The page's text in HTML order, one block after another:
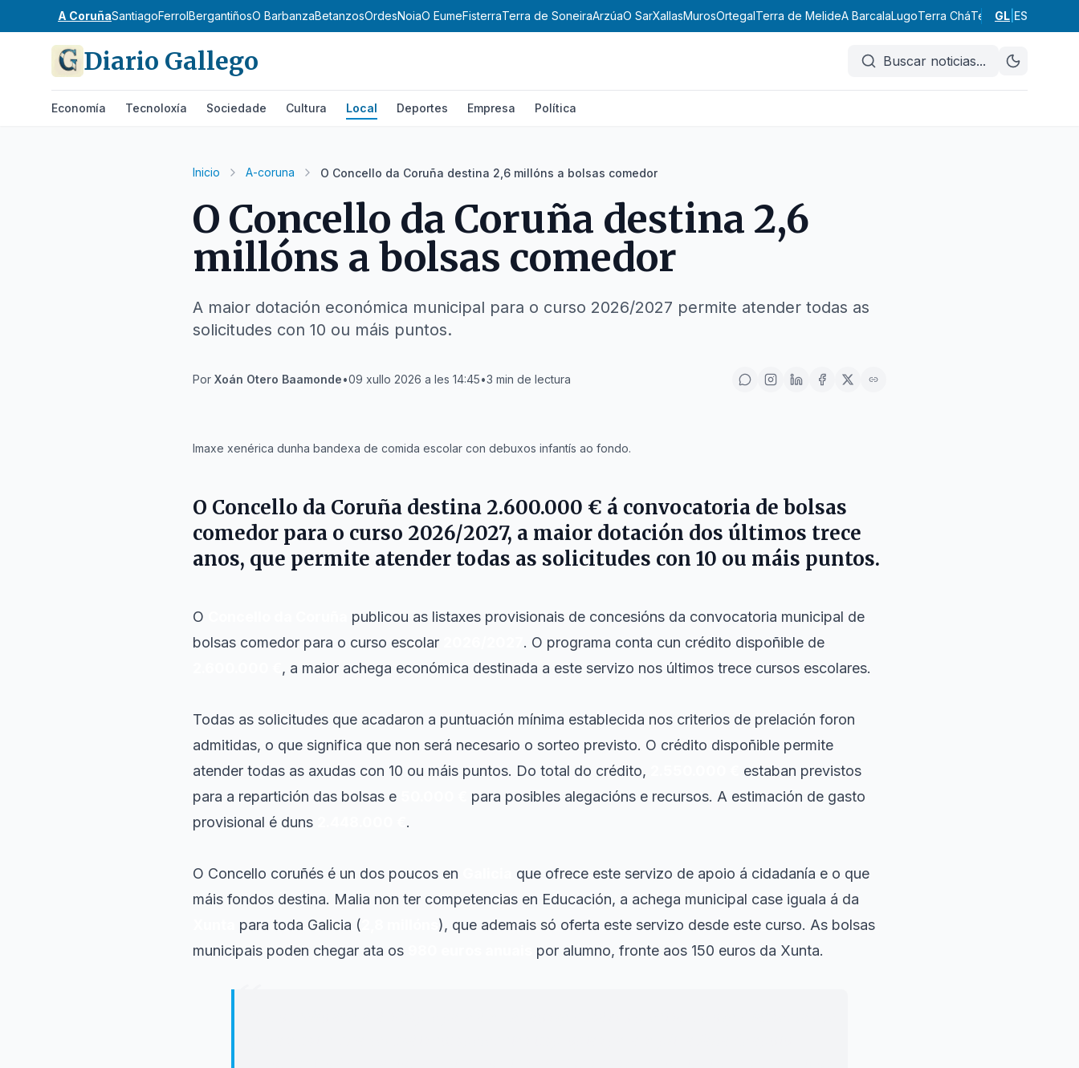
A CoruñaSantiagoFerrolBergantiñosO BarbanzaBetanzosOrdesNoiaO EumeFisterraTerra de SoneiraArzúaO SarXallasMurosOrtegalTerra de MelideA BarcalaLugoTerra CháTerra de Lemos
GL ES
Diario Gallego Buscar noticias...
Economía Tecnoloxía Sociedade Cultura Local Deportes Empresa Política
Inicio A-coruna O Concello da Coruña destina 2,6 millóns a bolsas comedor
O Concello da Coruña destina 2,6
millóns a bolsas comedor
A maior dotación económica municipal para o curso 2026/2027 permite atender todas as
solicitudes con 10 ou máis puntos.
Por Xoán Otero Baamonde•09 xullo 2026 a les 14:45•3 min de lectura
Imaxe xenérica dunha bandexa de comida escolar con debuxos infantís ao fondo.
O Concello da Coruña destina 2.600.000 € á convocatoria de bolsas
comedor para o curso 2026/2027, a maior dotación dos últimos trece
anos, que permite atender todas as solicitudes con 10 ou máis puntos.
O
publicou as listaxes provisionais de concesións da convocatoria municipal de
bolsas comedor para o curso escolar
. O programa conta cun crédito dispoñible de
, a maior achega económica destinada a este servizo nos últimos trece cursos escolares.
Todas as solicitudes que acadaron a puntuación mínima establecida nos criterios de prelación foron
admitidas, o que significa que non será necesario o sorteo previsto. O crédito dispoñible permite
atender todas as axudas con 10 ou máis puntos. Do total do crédito,
estaban previstos
para a repartición das bolsas e
para posibles alegacións e recursos. A estimación de gasto
provisional é duns
.
O Concello coruñés é un dos poucos en
que ofrece este servizo de apoio á cidadanía e o que
máis fondos destina. Malia non ter competencias en Educación, a achega municipal case iguala á da
para toda Galicia (
), que ademais só oferta este servizo desde este curso. As bolsas
municipais poden chegar ata os
por alumno, fronte aos 150 euros da Xunta.
“